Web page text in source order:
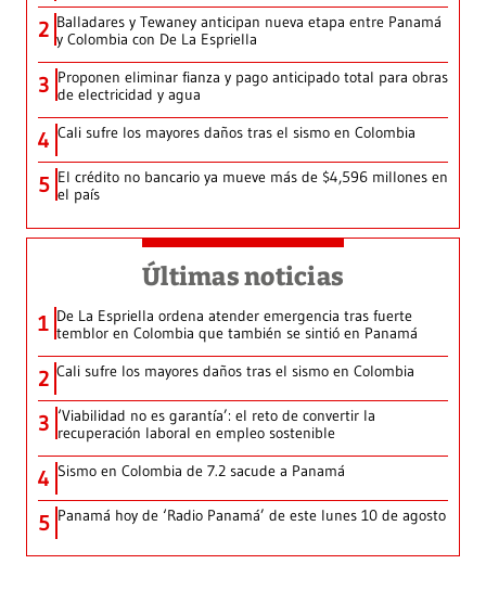
2 Balladares y Tewaney anticipan nueva etapa entre Panamá
y Colombia con De La Espriella
3 Proponen eliminar fianza y pago anticipado total para obras
de electricidad y agua
4 Cali sufre los mayores daños tras el sismo en Colombia
5 El crédito no bancario ya mueve más de $4,596 millones en
el país
Últimas noticias
1 De La Espriella ordena atender emergencia tras fuerte
temblor en Colombia que también se sintió en Panamá
2 Cali sufre los mayores daños tras el sismo en Colombia
3 ‘Viabilidad no es garantía’: el reto de convertir la
recuperación laboral en empleo sostenible
4 Sismo en Colombia de 7.2 sacude a Panamá
5 Panamá hoy de ‘Radio Panamá’ de este lunes 10 de agosto